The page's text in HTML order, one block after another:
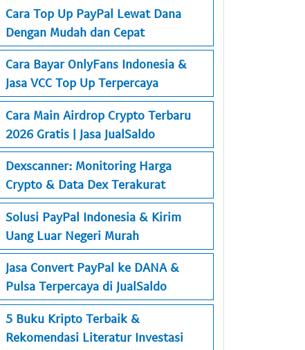
Cara Top Up PayPal Lewat Dana
Dengan Mudah dan Cepat
Cara Bayar OnlyFans Indonesia &
Jasa VCC Top Up Terpercaya
Cara Main Airdrop Crypto Terbaru
2026 Gratis | Jasa JualSaldo
Dexscanner: Monitoring Harga
Crypto & Data Dex Terakurat
Solusi PayPal Indonesia & Kirim
Uang Luar Negeri Murah
Jasa Convert PayPal ke DANA &
Pulsa Terpercaya di JualSaldo
5 Buku Kripto Terbaik &
Rekomendasi Literatur Investasi